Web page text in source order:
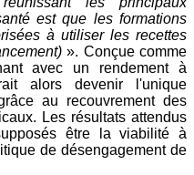
est que les formations
à utiliser les recettes
». Conçue comme
avec un rendement à
alors devenir l'unique
au recouvrement des
Les résultats attendus
être la viabilité à
de désengagement de